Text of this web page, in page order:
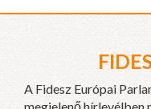
A Fidesz Európai